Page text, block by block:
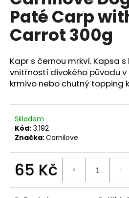
0,0
5
hvězdiček.
Paté Carp
Carrot 300g
Kapr s černou mrkví. Kapsa
vnitřností divokého původu
krmivo nebo chutný topping
Skladem
Kód: 3.192
Značka:Carnilove
65 Kč
cena:
a
j
í
?
D
o
p
o